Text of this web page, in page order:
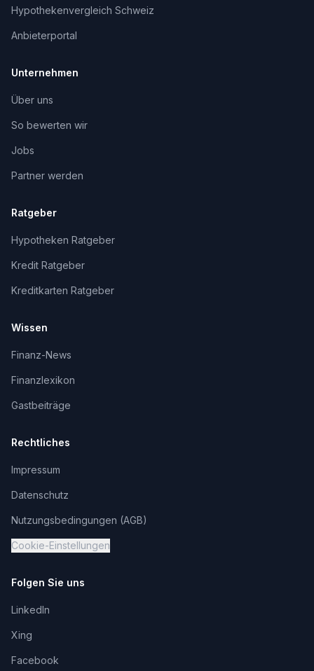
Hypothekenvergleich Schweiz
Anbieterportal
Unternehmen
Über uns
So bewerten wir
Jobs
Partner werden
Ratgeber
Hypotheken Ratgeber
Kredit Ratgeber
Kreditkarten Ratgeber
Wissen
Finanz-News
Finanzlexikon
Gastbeiträge
Rechtliches
Impressum
Datenschutz
Nutzungsbedingungen (AGB)
Cookie-Einstellungen
Folgen Sie uns
LinkedIn
Xing
Facebook